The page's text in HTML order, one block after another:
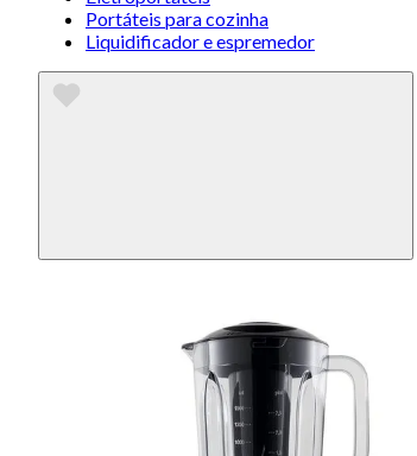
Portáteis para cozinha
Liquidificador e espremedor